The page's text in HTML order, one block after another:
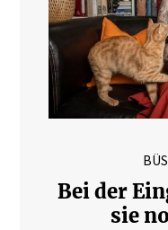
Bei der
sie